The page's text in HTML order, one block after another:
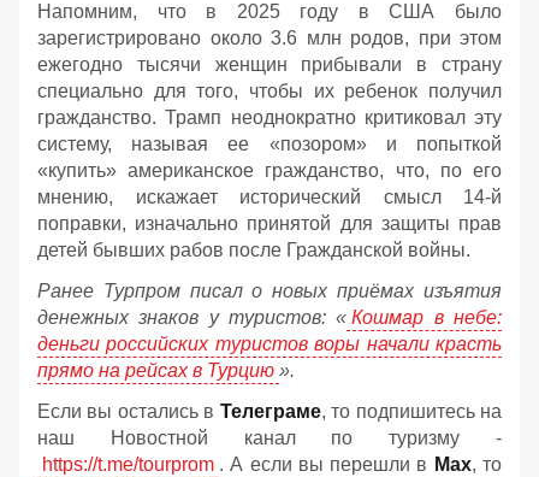
Напомним, что в 2025 году в США было
зарегистрировано около 3.6 млн родов, при этом
ежегодно тысячи женщин прибывали в страну
специально для того, чтобы их ребенок получил
гражданство. Трамп неоднократно критиковал эту
систему, называя ее «позором» и попыткой
«купить» американское гражданство, что, по его
мнению, искажает исторический смысл 14-й
поправки, изначально принятой для защиты прав
детей бывших рабов после Гражданской войны.
Ранее Турпром писал о новых приёмах изъятия
денежных знаков у туристов: « Кошмар в небе:
деньги российских туристов воры начали красть
прямо на рейсах в Турцию ».
Если вы остались в Телеграме, то подпишитесь на
наш Новостной канал по туризму -
https://t.me/tourprom . А если вы перешли в Мах, то